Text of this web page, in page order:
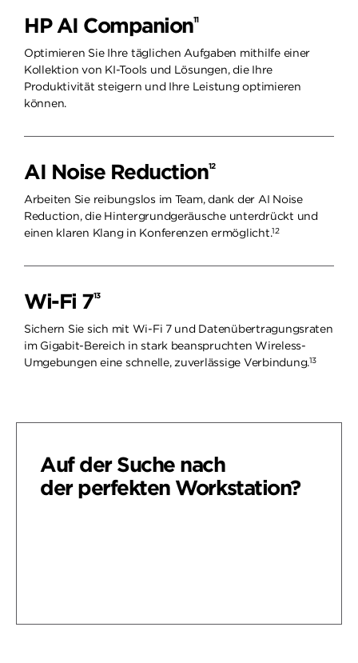
HP AI Companion11
Optimieren Sie Ihre täglichen Aufgaben mithilfe einer
Kollektion von KI-Tools und Lösungen, die Ihre
Produktivität steigern und Ihre Leistung optimieren
können.
AI Noise Reduction12
Arbeiten Sie reibungslos im Team, dank der AI Noise
Reduction, die Hintergrundgeräusche unterdrückt und
einen klaren Klang in Konferenzen ermöglicht.12
Wi-Fi 713
Sichern Sie sich mit Wi-Fi 7 und Datenübertragungsraten
im Gigabit-Bereich in stark beanspruchten Wireless-
Umgebungen eine schnelle, zuverlässige Verbindung.13
Auf der Suche nach
der perfekten Workstation?